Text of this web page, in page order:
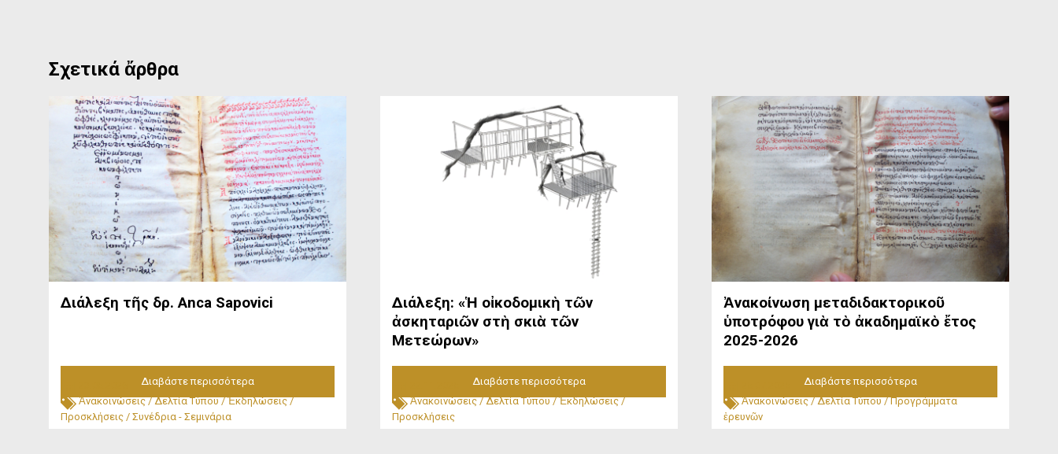
Σχετικά ἄρθρα
Διάλεξη τῆς δρ. Anca Sapovici
Διαβάστε περισσότερα
Ἀνακοινώσεις/Δελτία Τύπου/Ἐκδηλώσεις/
Προσκλήσεις / Συνέδρια - Σεμινάρια
Διάλεξη: «Ἡ οἰκοδομικὴ τῶν
ἀσκηταριῶν στὴ σκιὰ τῶν
Μετεώρων»
Διαβάστε περισσότερα
Ἀνακοινώσεις/Δελτία Τύπου/Ἐκδηλώσεις/
Προσκλήσεις
Ἀνακοίνωση μεταδιδακτορικοῦ
ὑποτρόφου γιὰ τὸ ἀκαδημαϊκὸ ἔτος
2025-2026
Διαβάστε περισσότερα
Ἀνακοινώσεις/Δελτία Τύπου/Προγράμματα
ἐρευνῶν